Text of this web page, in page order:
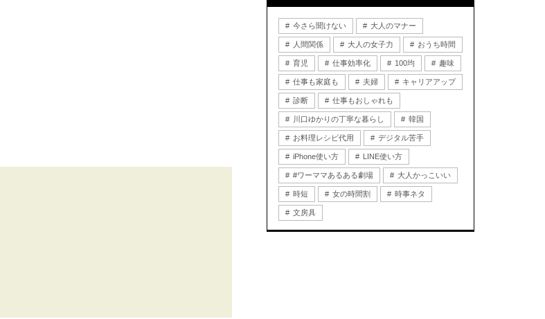
今さら聞けない 大人のマナー
人間関係 大人の女子力 おうち時間
育児 仕事効率化 100均 趣味
仕事も家庭も 夫婦 キャリアアップ
診断 仕事もおしゃれも
川口ゆかりの丁寧な暮らし 韓国
お料理レシピ代用 デジタル苦手
iPhone使い方 LINE使い方
#ワーママあるある劇場 大人かっこいい
時短 女の時間割 時事ネタ
文房具